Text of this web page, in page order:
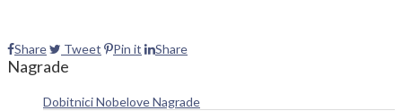
Share Tweet Pin it Share
Nagrade
Dobitnici Nobelove Nagrade